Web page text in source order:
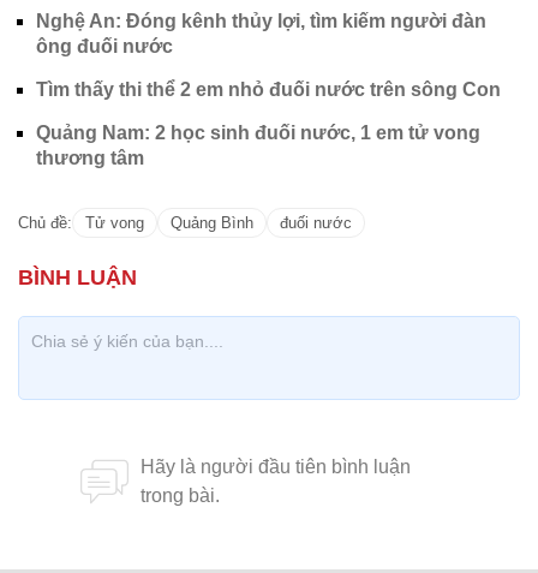
Nghệ An: Đóng kênh thủy lợi, tìm kiếm người đàn
ông đuối nước
Tìm thấy thi thể 2 em nhỏ đuối nước trên sông Con
Quảng Nam: 2 học sinh đuối nước, 1 em tử vong
thương tâm
Chủ đề: Tử vong Quảng Bình đuối nước